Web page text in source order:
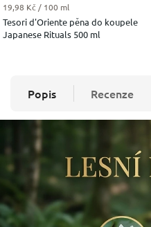
Tesori d'Oriente pěna do koupele
Japanese Rituals 500 ml
Měrná cena:
19,98 Kč / 100 ml
Popis Recenze